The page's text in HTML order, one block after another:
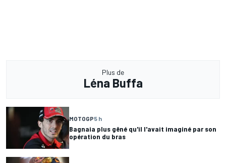
Plus de
Léna Buffa
MOTOGP5 h
Bagnaia plus gêné qu'il l'avait imaginé par son
opération du bras